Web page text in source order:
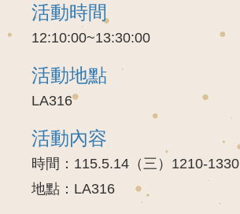
活動時間
12:10:00~13:30:00
活動地點
LA316
活動內容
時間：115.5.14（三）1210-1330
地點：LA316